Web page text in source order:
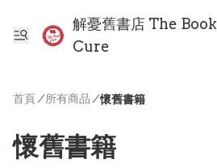
解憂舊書店 The Book
Cure
首頁/ 所有商品 /懷舊書籍
懷舊書籍